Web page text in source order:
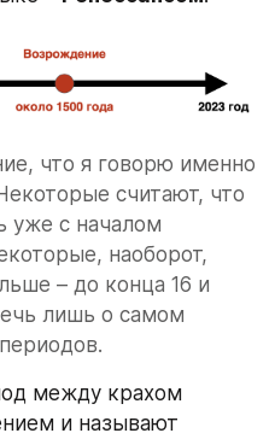
что я говорю именно
считают, что
уже с началом
наоборот,
– до конца 16 и
лишь о самом
между крахом